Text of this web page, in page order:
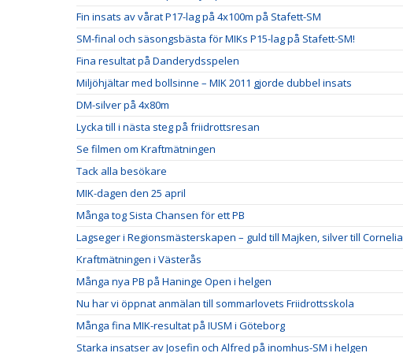
Fin insats av vårat P17-lag på 4x100m på Stafett-SM
SM-final och säsongsbästa för MIKs P15-lag på Stafett-SM!
Fina resultat på Danderydsspelen
Miljöhjältar med bollsinne – MIK 2011 gjorde dubbel insats
DM-silver på 4x80m
Lycka till i nästa steg på friidrottsresan
Se filmen om Kraftmätningen
Tack alla besökare
MIK-dagen den 25 april
Många tog Sista Chansen för ett PB
Lagseger i Regionsmästerskapen – guld till Majken, silver till Cornelia
Kraftmätningen i Västerås
Många nya PB på Haninge Open i helgen
Nu har vi öppnat anmälan till sommarlovets Friidrottsskola
Många fina MIK-resultat på IUSM i Göteborg
Starka insatser av Josefin och Alfred på inomhus-SM i helgen